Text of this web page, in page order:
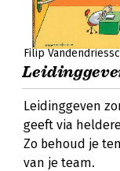
Filip
Leidinggeven
geeft via
Zo behoud je
van je team.